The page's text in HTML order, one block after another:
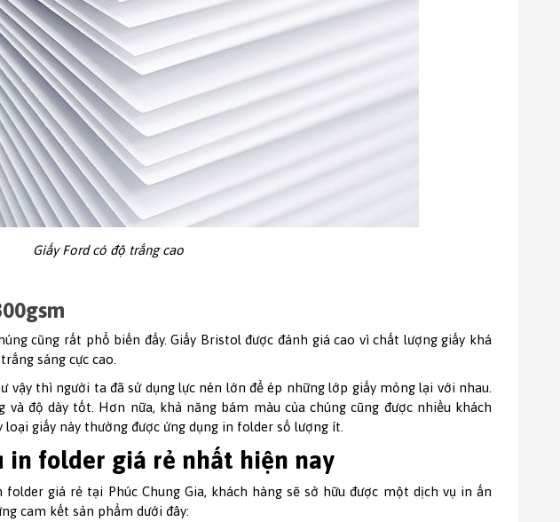
Giấy Ford có độ trắng cao
cũng rất phổ biến đấy. Giấy Bristol được đánh giá cao vì chất lượng giấy khá
sáng cực cao.
vậy thì người ta đã sử dụng lực nén lớn để ép những lớp giấy mỏng lại với nhau.
và độ dày tốt. Hơn nữa, khả năng bám màu của chúng cũng được nhiều khách
giấy này thường được ứng dụng in folder số lượng ít.
in folder giá rẻ nhất hiện nay
giá rẻ tại Phúc Chung Gia, khách hàng sẽ sở hữu được một dịch vụ in ấn
cam kết sản phẩm dưới đây: